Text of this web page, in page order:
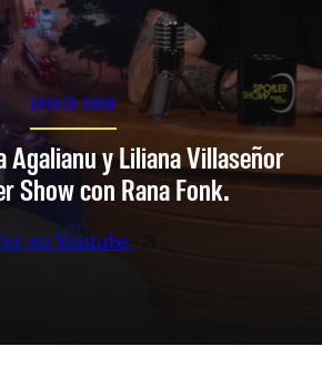
SPOILER SHOW
Agalianu y Liliana Villaseñor
Show con Rana Fonk.
en Youtube